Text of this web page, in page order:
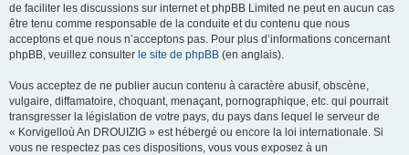
de faciliter les discussions sur internet et phpBB Limited ne peut en aucun cas
être tenu comme responsable de la conduite et du contenu que nous
acceptons et que nous n’acceptons pas. Pour plus d’informations concernant
phpBB, veuillez consulter le site de phpBB (en anglais).
Vous acceptez de ne publier aucun contenu à caractère abusif, obscène,
vulgaire, diffamatoire, choquant, menaçant, pornographique, etc. qui pourrait
transgresser la législation de votre pays, du pays dans lequel le serveur de
« Korvigelloù An DROUIZIG » est hébergé ou encore la loi internationale. Si
vous ne respectez pas ces dispositions, vous vous exposez à un